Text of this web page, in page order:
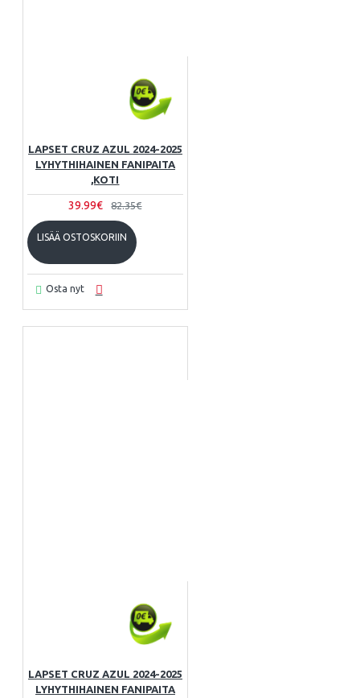
LAPSET CRUZ AZUL 2024-2025
LYHYTHIHAINEN FANIPAITA
,KOTI
39.99€ 82.35€
LISÄÄ OSTOSKORIIN
Osta nyt
LAPSET CRUZ AZUL 2024-2025
LYHYTHIHAINEN FANIPAITA